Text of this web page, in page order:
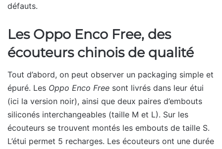
défauts.
Les Oppo Enco Free, des
écouteurs chinois de qualité
Tout d’abord, on peut observer un packaging simple et
épuré. Les Oppo Enco Free sont livrés dans leur étui
(ici la version noir), ainsi que deux paires d’embouts
siliconés interchangeables (taille M et L). Sur les
écouteurs se trouvent montés les embouts de taille S.
L’étui permet 5 recharges. Les écouteurs ont une durée